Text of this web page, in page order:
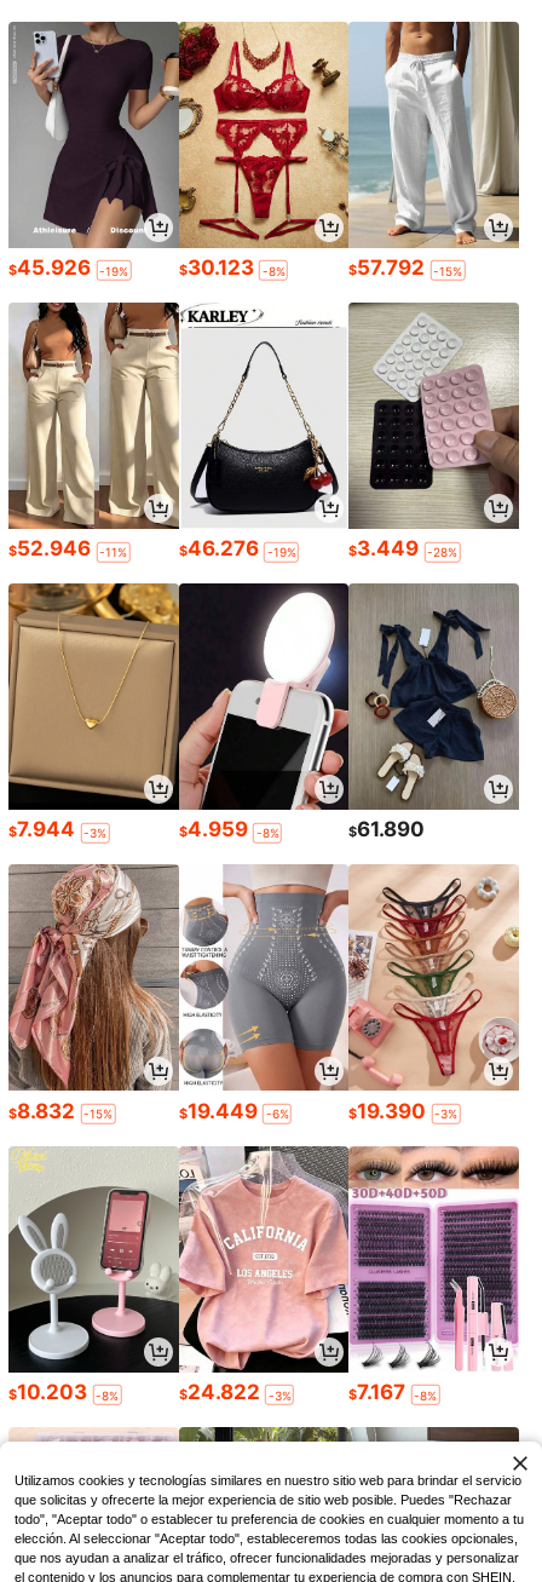
$45.926 -19% $30.123 -8% $57.792 -15%
$52.946 -11% $46.276 -19% $3.449 -28%
$7.944 -3% $4.959 -8% $61.890
$8.832 -15% $19.449 -6% $19.390 -3%
$10.203 -8% $24.822 -3% $7.167 -8%
Utilizamos cookies y tecnologías similares en nuestro sitio web para brindar el servicio
que solicitas y ofrecerte la mejor experiencia de sitio web posible. Puedes "Rechazar
todo", "Aceptar todo" o establecer tu preferencia de cookies en cualquier momento a tu
elección. Al seleccionar "Aceptar todo", estableceremos todas las cookies opcionales,
que nos ayudan a analizar el tráfico, ofrecer funcionalidades mejoradas y personalizar
el contenido y los anuncios para complementar tu experiencia de compra con SHEIN.